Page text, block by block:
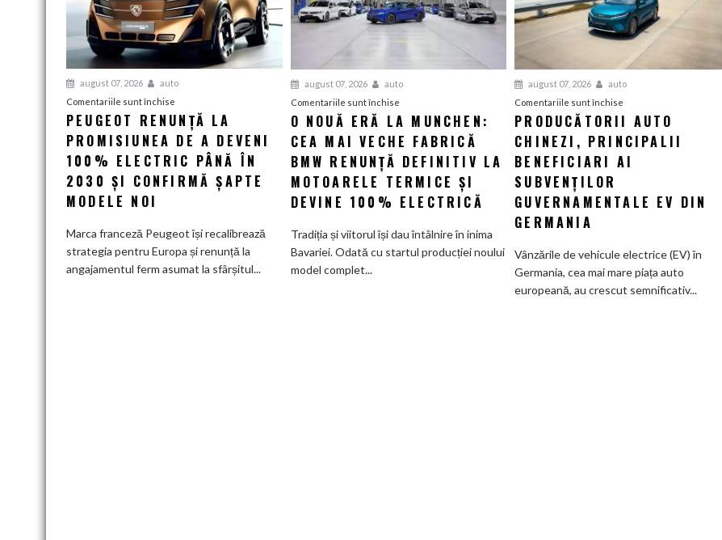
august 07, 2026
auto
Comentariile sunt închise
Peugeot
renunță
la
promisiunea
de
electric
PEUGEOT RENUNȚĂ LA
PROMISIUNEA DE A DEVENI
100% ELECTRIC PÂNĂ ÎN
2030 ȘI CONFIRMĂ ȘAPTE
MODELE NOI
Marca franceză Peugeot își recalibrează
strategia pentru Europa și renunță la
angajamentul ferm asumat la sfârșitul...
august 07, 2026
auto
Comentariile sunt închisepentru
O
nouă
eră
Munchen:
Cea
fabrică
O NOUĂ ERĂ LA MUNCHEN:
CEA MAI VECHE FABRICĂ
BMW RENUNȚĂ DEFINITIV LA
MOTOARELE TERMICE ȘI
DEVINE 100% ELECTRICĂ
Tradiția și viitorul își dau întâlnire în inima
Bavariei. Odată cu startul producției noului
model complet...
august 07, 2026
auto
Comentariile sunt închise
Producătorii
auto
chinezi,
ai
EV
din
Germania
PRODUCĂTORII AUTO
CHINEZI, PRINCIPALII
BENEFICIARI AI
SUBVENȚILOR
GUVERNAMENTALE EV DIN
GERMANIA
Vânzările de vehicule electrice (EV) în
Germania, cea mai mare piața auto
europeană, au crescut semnificativ...